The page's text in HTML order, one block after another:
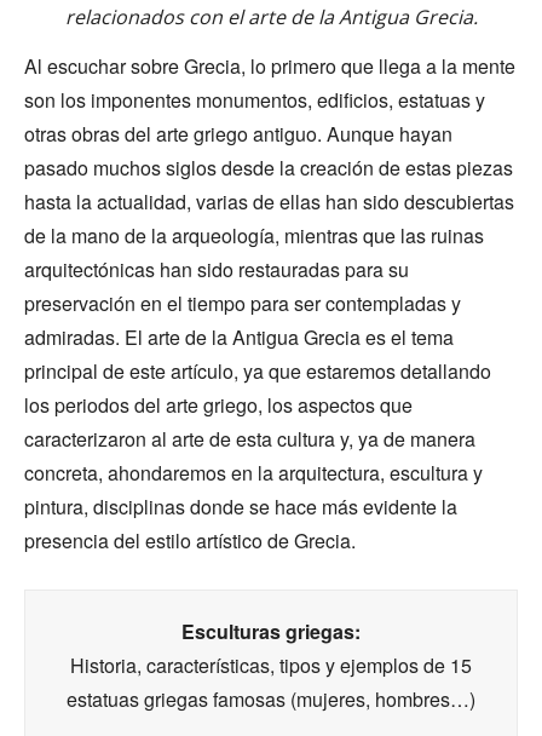
relacionados con el arte de la Antigua Grecia.
Al escuchar sobre Grecia, lo primero que llega a la mente
son los imponentes monumentos, edificios, estatuas y
otras obras del arte griego antiguo. Aunque hayan
pasado muchos siglos desde la creación de estas piezas
hasta la actualidad, varias de ellas han sido descubiertas
de la mano de la arqueología, mientras que las ruinas
arquitectónicas han sido restauradas para su
preservación en el tiempo para ser contempladas y
admiradas. El arte de la Antigua Grecia es el tema
principal de este artículo, ya que estaremos detallando
los periodos del arte griego, los aspectos que
caracterizaron al arte de esta cultura y, ya de manera
concreta, ahondaremos en la arquitectura, escultura y
pintura, disciplinas donde se hace más evidente la
presencia del estilo artístico de Grecia.
Esculturas griegas:
Historia, características, tipos y ejemplos de 15
estatuas griegas famosas (mujeres, hombres…)